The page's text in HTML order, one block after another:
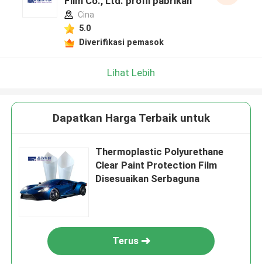
Cina
5.0
Diverifikasi pemasok
Lihat Lebih
Dapatkan Harga Terbaik untuk
Thermoplastic Polyurethane
Clear Paint Protection Film
Disesuaikan Serbaguna
Terus